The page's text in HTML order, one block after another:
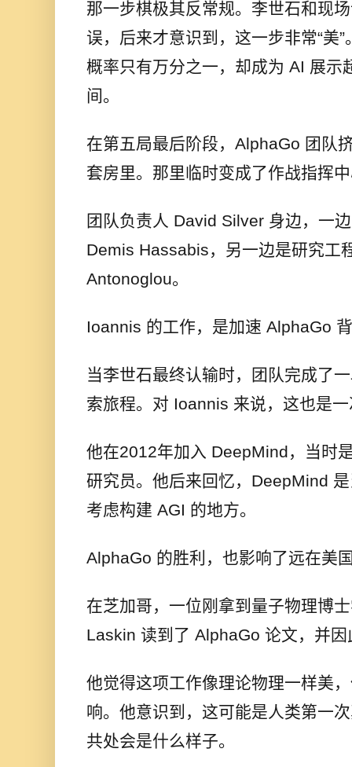
那一步棋极其反常规。李世石和现
误，后来才意识到，这一步非常“美
概率只有万分之一，却成为 AI 展示
间。
在第五局最后阶段，AlphaGo 团队
套房里。那里临时变成了作战指挥
团队负责人 David Silver 身边，一
Demis Hassabis，另一边是研究工
Antonoglou。
Ioannis 的工作，是加速 AlphaGo
当李世石最终认输时，团队完成了
索旅程。对 Ioannis 来说，这也是
他在2012年加入 DeepMind，当时
研究员。他后来回忆，DeepMind
考虑构建 AGI 的地方。
AlphaGo 的胜利，也影响了远在美
在芝加哥，一位刚拿到量子物理博
Laskin 读到了 AlphaGo 论文，并
他觉得这项工作像理论物理一样美
响。他意识到，这可能是人类第一
共处会是什么样子。